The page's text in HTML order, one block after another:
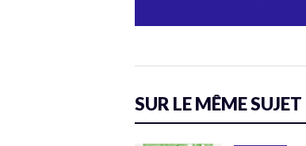
SUR LE MÊME SUJET